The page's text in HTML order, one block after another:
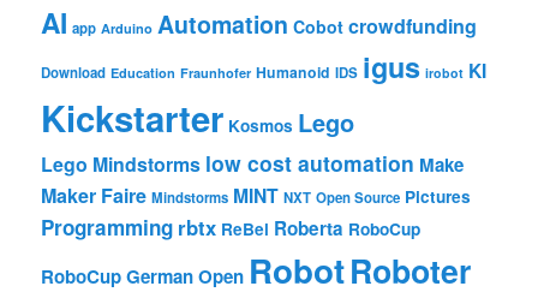
AI app Arduino Automation Cobot crowdfunding
Download Education Fraunhofer Humanoid IDS igus irobot KI
Kickstarter Kosmos Lego
Lego Mindstorms low cost automation Make
Maker Faire Mindstorms MINT NXT Open Source Pictures
Programming rbtx ReBel Roberta RoboCup
RoboCup German Open RobotRoboter